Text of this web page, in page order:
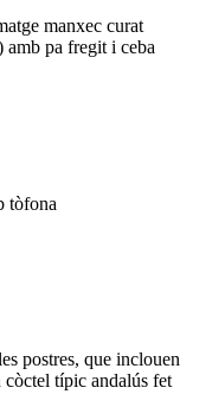
manxec curat
amb pa fregit i ceba
tòfona
postres, que inclouen
típic andalús fet